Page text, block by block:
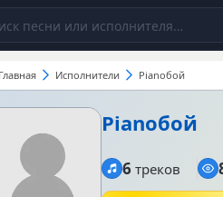
Главная Исполнители Pianoбой
Pianoбой
6 треков